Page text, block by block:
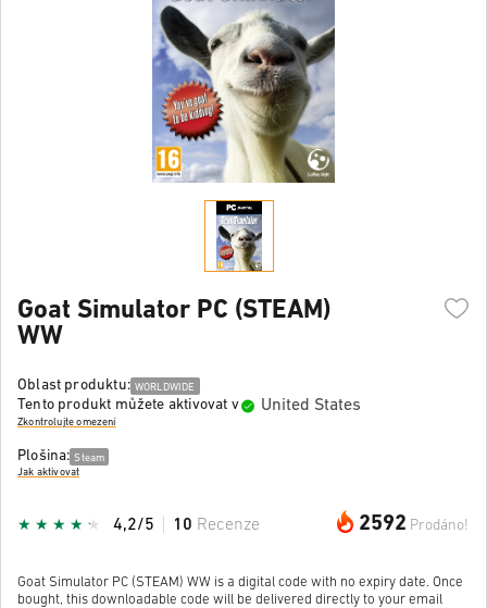
Goat Simulator PC (STEAM)
WW
Oblast produktu: WORLDWIDE
Tento produkt můžete aktivovat v United States
Zkontrolujte omezení
Plošina: Steam
Jak aktivovat
2592 Prodáno!
4,2/5 10 Recenze
Goat Simulator PC (STEAM) WW is a digital code with no expiry date. Once
bought, this downloadable code will be delivered directly to your email